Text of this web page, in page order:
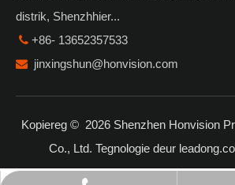
distrik, Shenzhhier...
 +86- 13652357533
 jinxingshun@honvision.com
Kopiereg © 2026Shenzhen Honvision
Co., Ltd. Tegnologie deur